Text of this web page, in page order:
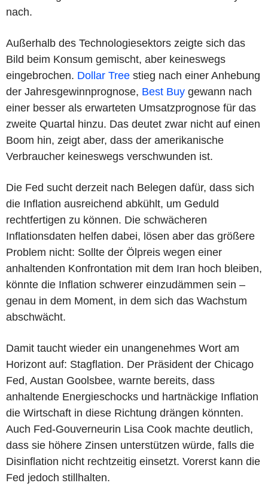
nach.
Außerhalb des Technologiesektors zeigte sich das
Bild beim Konsum gemischt, aber keineswegs
eingebrochen. Dollar Tree stieg nach einer Anhebung
der Jahresgewinnprognose, Best Buy gewann nach
einer besser als erwarteten Umsatzprognose für das
zweite Quartal hinzu. Das deutet zwar nicht auf einen
Boom hin, zeigt aber, dass der amerikanische
Verbraucher keineswegs verschwunden ist.
Die Fed sucht derzeit nach Belegen dafür, dass sich
die Inflation ausreichend abkühlt, um Geduld
rechtfertigen zu können. Die schwächeren
Inflationsdaten helfen dabei, lösen aber das größere
Problem nicht: Sollte der Ölpreis wegen einer
anhaltenden Konfrontation mit dem Iran hoch bleiben,
könnte die Inflation schwerer einzudämmen sein –
genau in dem Moment, in dem sich das Wachstum
abschwächt.
Damit taucht wieder ein unangenehmes Wort am
Horizont auf: Stagflation. Der Präsident der Chicago
Fed, Austan Goolsbee, warnte bereits, dass
anhaltende Energieschocks und hartnäckige Inflation
die Wirtschaft in diese Richtung drängen könnten.
Auch Fed-Gouverneurin Lisa Cook machte deutlich,
dass sie höhere Zinsen unterstützen würde, falls die
Disinflation nicht rechtzeitig einsetzt. Vorerst kann die
Fed jedoch stillhalten.